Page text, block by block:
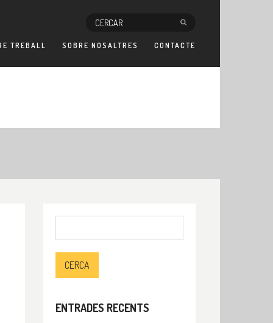
TREBALL SOBRE NOSALTRES CONTACTE
ENTRADES RECENTS